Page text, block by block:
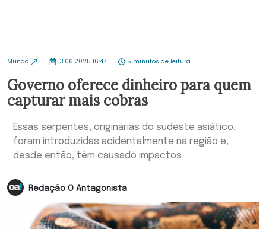
Mundo 13.06.2025 16:47 5 minutos de leitura
Governo oferece dinheiro para quem
capturar mais cobras
Essas serpentes, originárias do sudeste asiático,
foram introduzidas acidentalmente na região e,
desde então, têm causado impactos
Redação O Antagonista